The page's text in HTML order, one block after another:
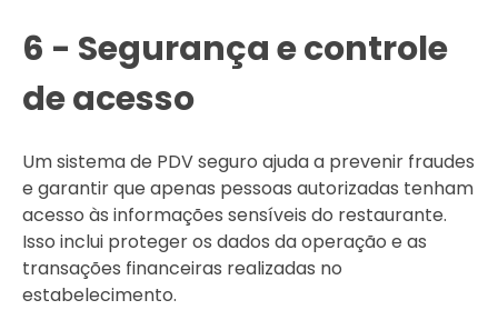
6 - Segurança e controle
de acesso
Um sistema de PDV seguro ajuda a prevenir fraudes
e garantir que apenas pessoas autorizadas tenham
acesso às informações sensíveis do restaurante.
Isso inclui proteger os dados da operação e as
transações financeiras realizadas no
estabelecimento.